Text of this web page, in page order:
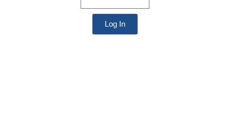
Log In